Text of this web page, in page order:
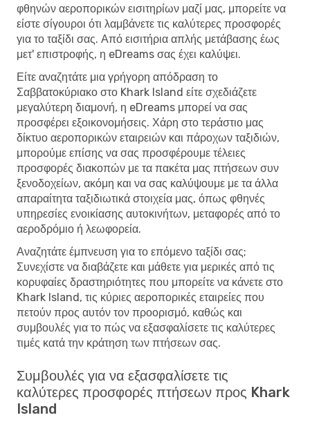
φθηνών αεροπορικών εισιτηρίων μαζί μας, μπορείτε να
είστε σίγουροι ότι λαμβάνετε τις καλύτερες προσφορές
για το ταξίδι σας. Από εισιτήρια απλής μετάβασης έως
μετ' επιστροφής, η eDreams σας έχει καλύψει.
Είτε αναζητάτε μια γρήγορη απόδραση το
Σαββατοκύριακο στο Khark Island είτε σχεδιάζετε
μεγαλύτερη διαμονή, η eDreams μπορεί να σας
προσφέρει εξοικονομήσεις. Χάρη στο τεράστιο μας
δίκτυο αεροπορικών εταιρειών και πάροχων ταξιδιών,
μπορούμε επίσης να σας προσφέρουμε τέλειες
προσφορές διακοπών με τα πακέτα μας πτήσεων συν
ξενοδοχείων, ακόμη και να σας καλύψουμε με τα άλλα
απαραίτητα ταξιδιωτικά στοιχεία μας, όπως φθηνές
υπηρεσίες ενοικίασης αυτοκινήτων, μεταφορές από το
αεροδρόμιο ή λεωφορεία.
Αναζητάτε έμπνευση για το επόμενο ταξίδι σας;
Συνεχίστε να διαβάζετε και μάθετε για μερικές από τις
κορυφαίες δραστηριότητες που μπορείτε να κάνετε στο
Khark Island, τις κύριες αεροπορικές εταιρείες που
πετούν προς αυτόν τον προορισμό, καθώς και
συμβουλές για το πώς να εξασφαλίσετε τις καλύτερες
τιμές κατά την κράτηση των πτήσεων σας.
Συμβουλές για να εξασφαλίσετε τις
καλύτερες προσφορές πτήσεων προς Khark
Island